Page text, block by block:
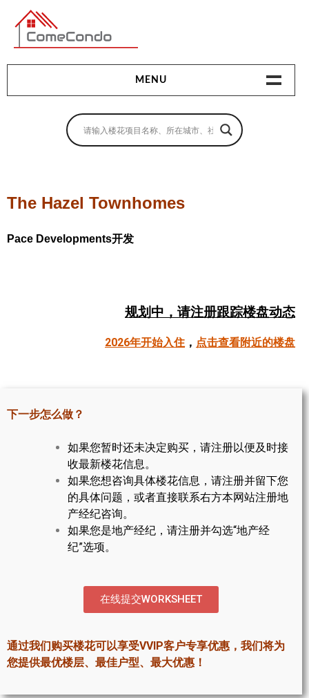
多伦多最新最全的楼花搜索引擎
MENU
地产相关
卖房指南
贷款指南
楼花地图
楼花转让专区
多伦多市中心楼花项目
怡陶碧谷社区介绍
密西沙加社区介绍
The Hazel Townhomes
Pace Developments开发
规划中，请注册跟踪楼盘动态
2026年开始入住 ， 点击查看附近的楼盘
下一步怎么做？
如果您暂时还未决定购买，请注册以便及时接
收最新楼花信息。
如果您想咨询具体楼花信息，请注册并留下您
的具体问题，或者直接联系右方本网站注册地
产经纪咨询。
如果您是地产经纪，请注册并勾选“地产经
纪”选项。
在线提交WORKSHEET
通过我们购买楼花可以享受VVIP客户专享优惠，我们将为
您提供最优楼层、最佳户型、最大优惠！